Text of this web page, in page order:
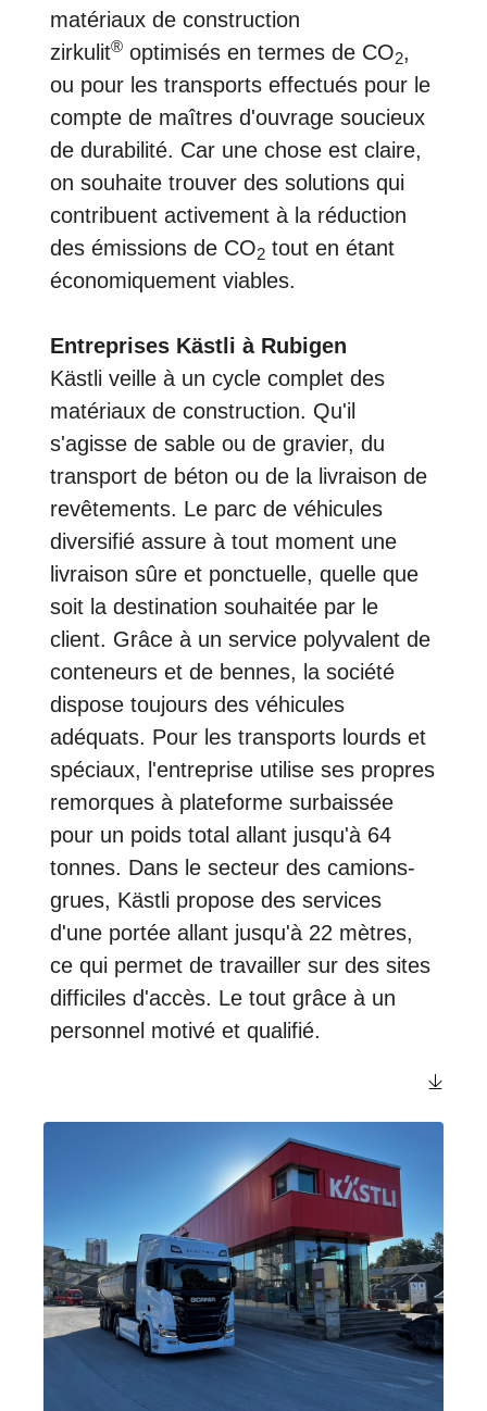
matériaux de construction
zirkulit® optimisés en termes de CO2,
ou pour les transports effectués pour le
compte de maîtres d'ouvrage soucieux
de durabilité. Car une chose est claire,
on souhaite trouver des solutions qui
contribuent activement à la réduction
des émissions de CO2 tout en étant
économiquement viables.
Entreprises Kästli à Rubigen
Kästli veille à un cycle complet des
matériaux de construction. Qu'il
s'agisse de sable ou de gravier, du
transport de béton ou de la livraison de
revêtements. Le parc de véhicules
diversifié assure à tout moment une
livraison sûre et ponctuelle, quelle que
soit la destination souhaitée par le
client. Grâce à un service polyvalent de
conteneurs et de bennes, la société
dispose toujours des véhicules
adéquats. Pour les transports lourds et
spéciaux, l'entreprise utilise ses propres
remorques à plateforme surbaissée
pour un poids total allant jusqu'à 64
tonnes. Dans le secteur des camions-
grues, Kästli propose des services
d'une portée allant jusqu'à 22 mètres,
ce qui permet de travailler sur des sites
difficiles d'accès. Le tout grâce à un
personnel motivé et qualifié.